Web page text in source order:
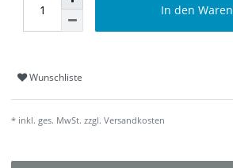
In den
Wunschliste
* inkl. ges. MwSt. zzgl. Versandkosten